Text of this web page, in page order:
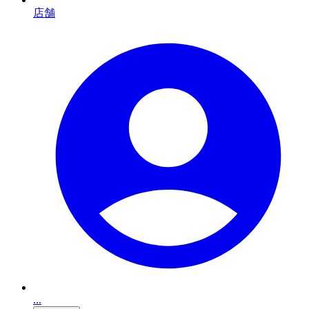
店舗
...